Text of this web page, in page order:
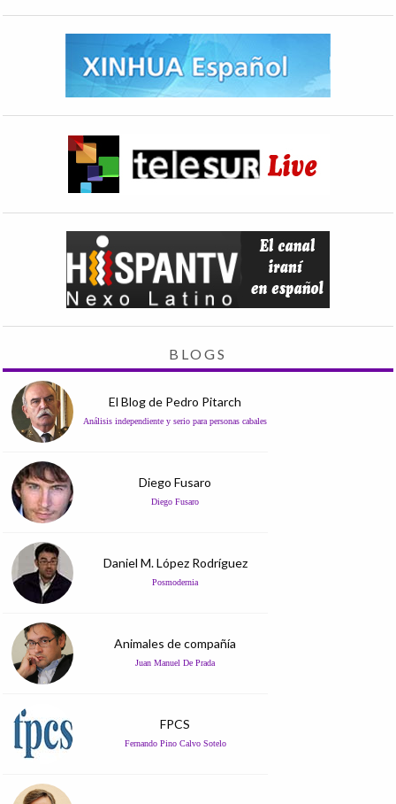
BLOGS
El Blog de Pedro Pitarch
Análisis independiente y serio para personas cabales
Diego Fusaro
Diego Fusaro
Daniel M. López Rodríguez
Posmodernia
Animales de compañía
Juan Manuel De Prada
FPCS
Fernando Pino Calvo Sotelo